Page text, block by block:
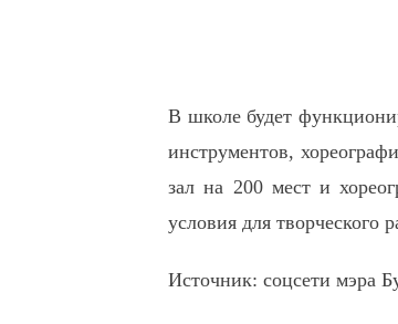
В школе будет
инструментов,
зал на 200 мест и
условия для творческого
Источник: соцсети мэра